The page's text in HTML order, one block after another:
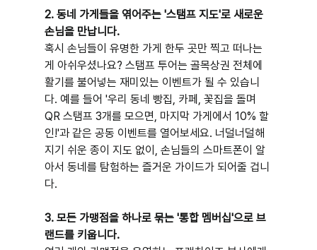
2. 동네 가게들을 엮어주는 '스탬프 지도'로 새로운
손님을 만납니다.
혹시 손님들이 유명한 가게 한두 곳만 찍고 떠나는
게 아쉬우셨나요? 스탬프 투어는 골목상권 전체에
활기를 불어넣는 재미있는 이벤트가 될 수 있습니
다. 예를 들어 '우리 동네 빵집, 카페, 꽃집을 돌며
QR 스탬프 3개를 모으면, 마지막 가게에서 10% 할
인!'과 같은 공동 이벤트를 열어보세요. 너덜너덜해
지기 쉬운 종이 지도 없이, 손님들의 스마트폰이 알
아서 동네를 탐험하는 즐거운 가이드가 되어줄 겁니
다.
3. 모든 가맹점을 하나로 묶는 '통합 멤버십'으로 브
랜드를 키웁니다.